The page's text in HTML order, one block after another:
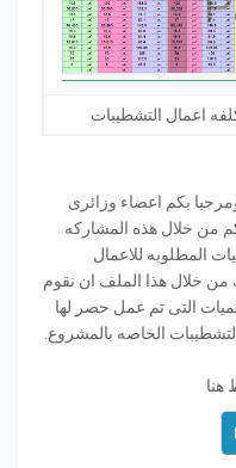
اعمال التشطيبات
بكم اعضاء وزائرى
من خلال هذه المشاركه
المطلوبه للاعمال
من خلال هذا الملف ان نقوم
التى تم عمل حصر لها
الخاصه بالمشروع.
هنا